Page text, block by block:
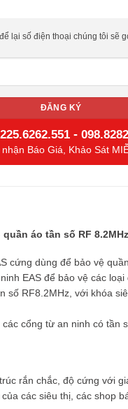
lại số điện thoại chúng tôi sẽ
-
Báo Giá, Khảo Sát
áo tần số RF 8.2MHz
cứng dùng để bảo vệ
EAS để bảo vệ các loại
số RF8.2MHz, với khóa
cổng từ an ninh có tần
rắn chắc, độ cứng với
các siêu thị, các shop